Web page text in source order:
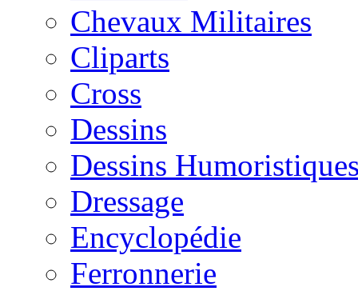
Chevaux Militaires
Cliparts
Cross
Dessins
Dessins
Dressage
Encyclopédie
Ferronnerie